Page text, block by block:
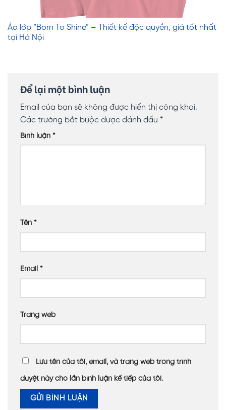
Áo lớp “Born To Shine” – Thiết kế độc quyền, giá tốt nhất
tại Hà Nội
Để lại một bình luận
Email của bạn sẽ không được hiển thị công khai.
Các trường bắt buộc được đánh dấu *
Bình luận *
Tên *
Email *
Trang web
Lưu tên của tôi, email, và trang web trong trình
duyệt này cho lần bình luận kế tiếp của tôi.